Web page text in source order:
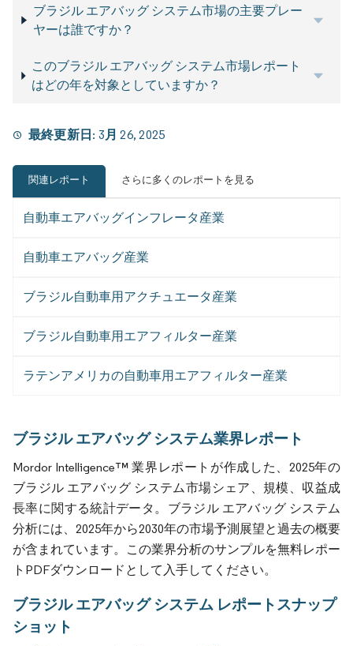
ブラジル エアバッグ システム市場の主要プレー
ヤーは誰ですか？
このブラジル エアバッグ システム市場レポート
はどの年を対象としていますか？
最終更新日: 3月 26, 2025
関連レポート さらに多くのレポートを見る
自動車エアバッグインフレータ産業
自動車エアバッグ産業
ブラジル自動車用アクチュエータ産業
ブラジル自動車用エアフィルター産業
ラテンアメリカの自動車用エアフィルター産業
ブラジル エアバッグ システム業界レポート
Mordor Intelligence™ 業界レポートが作成した、2025年の
ブラジル エアバッグ システム市場シェア、規模、収益成
長率に関する統計データ。ブラジル エアバッグ システム
分析には、2025年から2030年の市場予測展望と過去の概要
が含まれています。この業界分析のサンプルを無料レポー
トPDFダウンロードとして入手してください。
ブラジル エアバッグ システム レポートスナップ
ショット